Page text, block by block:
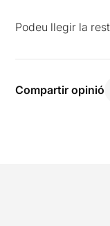
Podeu llegir la
Compartir opinió